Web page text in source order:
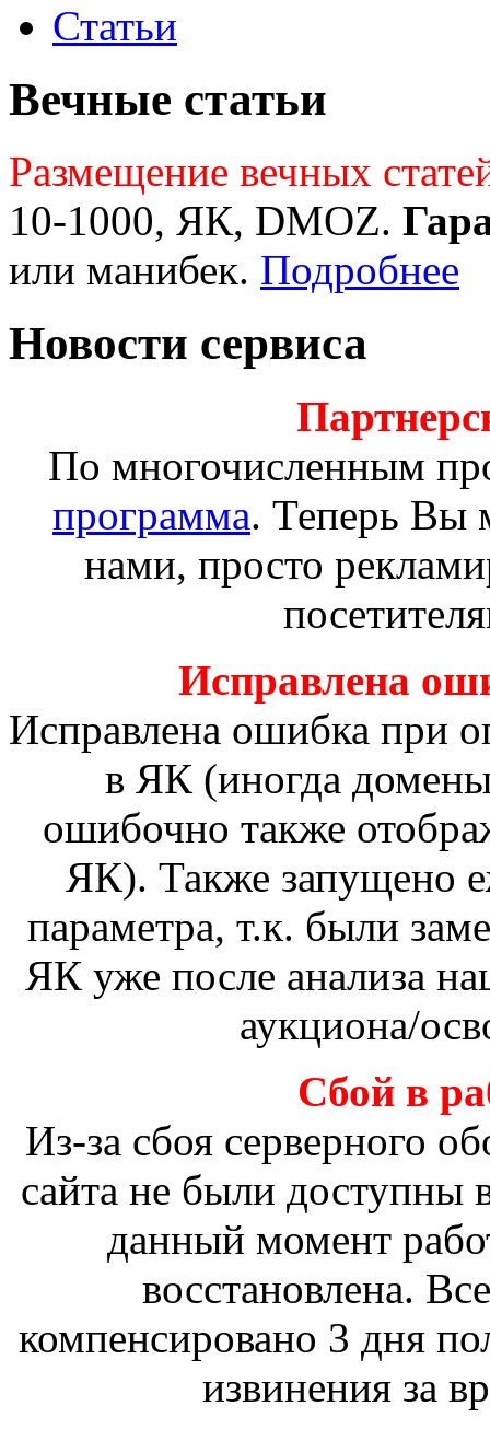
Статьи
Вечные статьи
Размещение вечных
10-1000, ЯК, DMOZ.
или манибек. Подробнее
Новости сервиса
По многочисленным
программа. Теперь Вы
нами, просто
Исправлена
Исправлена ошибка при
в ЯК (иногда
ошибочно также
ЯК). Также запущено
параметра, т.к. были
ЯК уже после анализа
аукциона/
Сбой в
Из-за сбоя серверного
сайта не были доступны
данный момент
восстановлена.
компенсировано 3 дня
извинения за